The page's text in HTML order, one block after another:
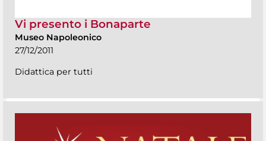
Vi presento i Bonaparte
Museo Napoleonico
27/12/2011
Didattica per tutti